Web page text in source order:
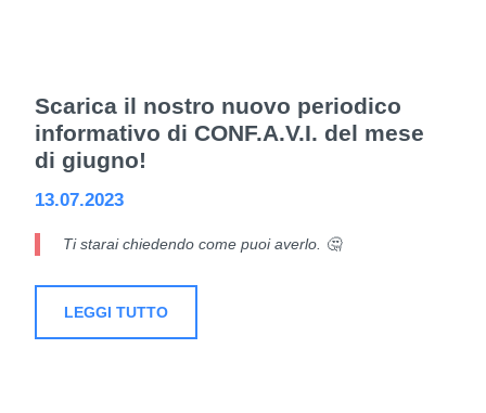
Scarica il nostro nuovo periodico
informativo di CONF.A.V.I. del mese
di giugno!
13.07.2023
Ti starai chiedendo come puoi averlo. 🤔
LEGGI TUTTO